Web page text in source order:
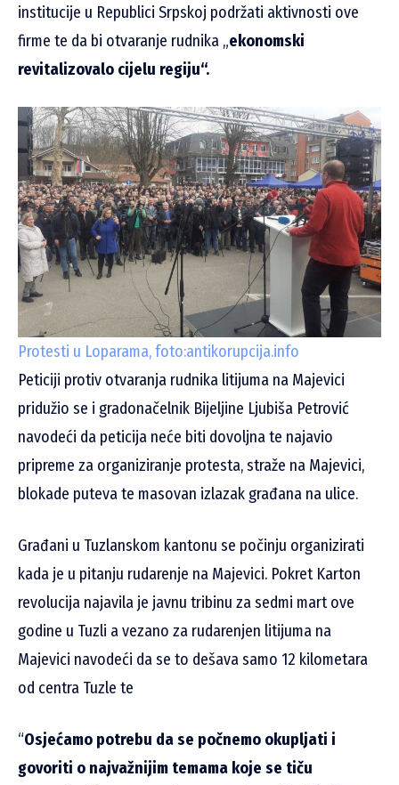
institucije u Republici Srpskoj podržati aktivnosti ove
firme te da bi otvaranje rudnika „ekonomski
revitalizovalo cijelu regiju“.
Protesti u Loparama, foto:antikorupcija.info
Peticiji protiv otvaranja rudnika litijuma na Majevici
pridužio se i gradonačelnik Bijeljine Ljubiša Petrović
navodeći da peticija neće biti dovoljna te najavio
pripreme za organiziranje protesta, straže na Majevici,
blokade puteva te masovan izlazak građana na ulice.
Građani u Tuzlanskom kantonu se počinju organizirati
kada je u pitanju rudarenje na Majevici. Pokret Karton
revolucija najavila je javnu tribinu za sedmi mart ove
godine u Tuzli a vezano za rudarenjen litijuma na
Majevici navodeći da se to dešava samo 12 kilometara
od centra Tuzle te
“Osjećamo potrebu da se počnemo okupljati i
govoriti o najvažnijim temama koje se tiču